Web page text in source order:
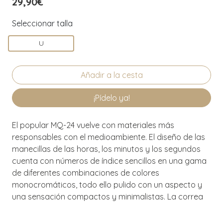
Seleccionar talla
U
¡Pídelo ya!
El popular MQ-24 vuelve con materiales más
responsables con el medioambiente. El diseño de las
manecillas de las horas, los minutos y los segundos
cuenta con números de índice sencillos en una gama
de diferentes combinaciones de colores
monocromáticos, todo ello pulido con un aspecto y
una sensación compactos y minimalistas. La correa